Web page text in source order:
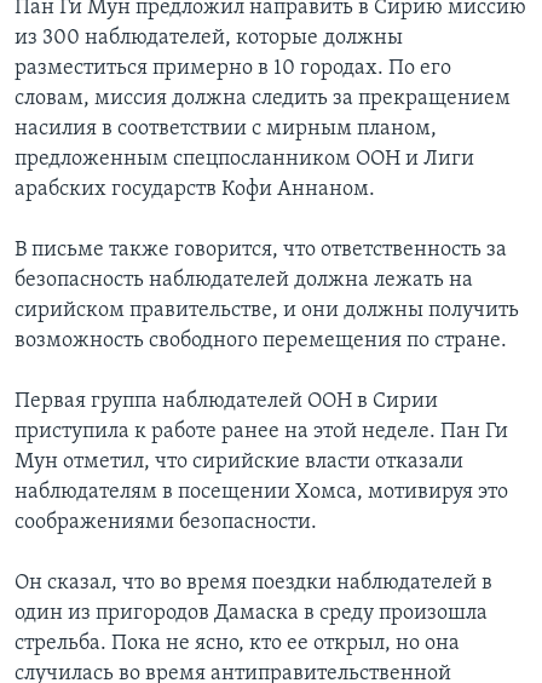
Пан Ги Мун предложил направить в Сирию миссию
из 300 наблюдателей, которые должны
разместиться примерно в 10 городах. По его
словам, миссия должна следить за прекращением
насилия в соответствии с мирным планом,
предложенным спецпосланником ООН и Лиги
арабских государств Кофи Аннаном.
В письме также говорится, что ответственность за
безопасность наблюдателей должна лежать на
сирийском правительстве, и они должны получить
возможность свободного перемещения по стране.
Первая группа наблюдателей ООН в Сирии
приступила к работе ранее на этой неделе. Пан Ги
Мун отметил, что сирийские власти отказали
наблюдателям в посещении Хомса, мотивируя это
соображениями безопасности.
Он сказал, что во время поездки наблюдателей в
один из пригородов Дамаска в среду произошла
стрельба. Пока не ясно, кто ее открыл, но она
случилась во время антиправительственной